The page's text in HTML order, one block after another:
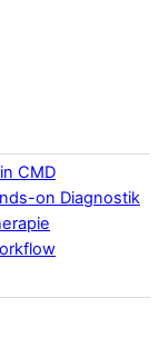
CMD
on Diagnostik